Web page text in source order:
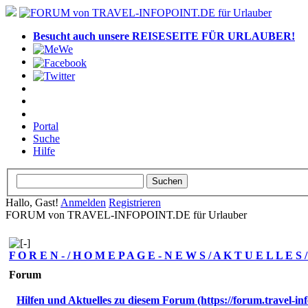
Besucht auch unsere REISESEITE FÜR URLAUBER!
Portal
Suche
Hilfe
Hallo, Gast! Anmelden Registrieren
FORUM von TRAVEL-INFOPOINT.DE für Urlauber
F O R E N - / H O M E P A G E - N E W S / A K T U E L L E S
Forum
Hilfen und Aktuelles zu diesem Forum (https://forum.travel-